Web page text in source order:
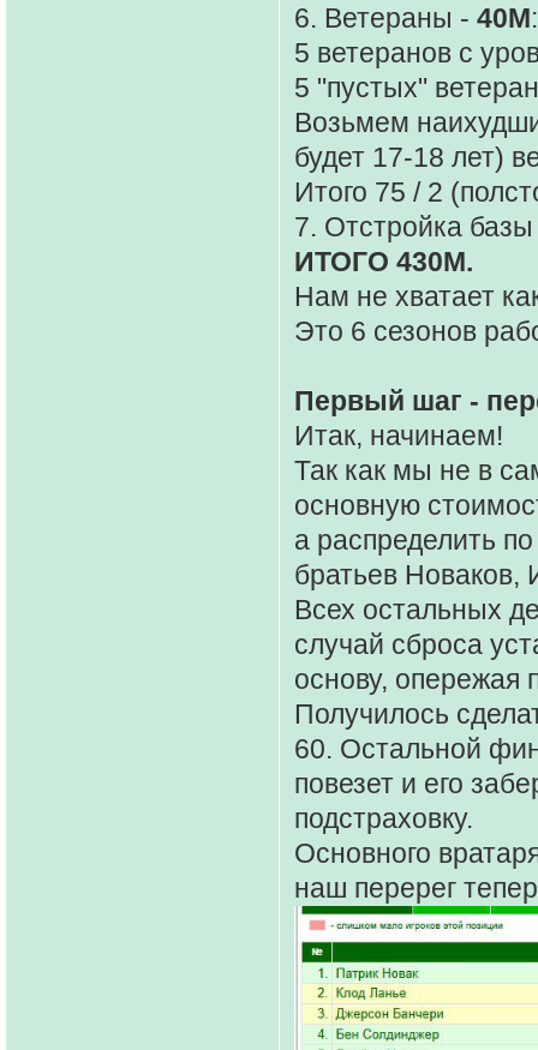
6. Ветераны - 40М:
5 ветеранов с
5 "пустых"
Возьмем
будет 17-18 лет)
Итого 75 / 2
7. Отстройка
ИТОГО 430М.
Нам не хватает
Это 6 сезонов
Первый шаг -
Итак, начинаем!
Так как мы не в
основную
а распределить
братьев Новаков,
Всех остальных
случай сброса
основу, опережая
Получилось
60. Остальной
повезет и его
подстраховку.
Основного
наш перерег